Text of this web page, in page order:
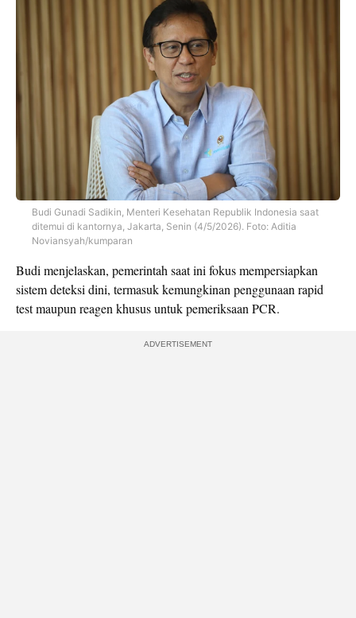
Budi Gunadi Sadikin, Menteri Kesehatan Republik Indonesia saat
ditemui di kantornya, Jakarta, Senin (4/5/2026). Foto: Aditia
Noviansyah/kumparan
Budi menjelaskan, pemerintah saat ini fokus mempersiapkan
sistem deteksi dini, termasuk kemungkinan penggunaan rapid
test maupun reagen khusus untuk pemeriksaan PCR.
ADVERTISEMENT